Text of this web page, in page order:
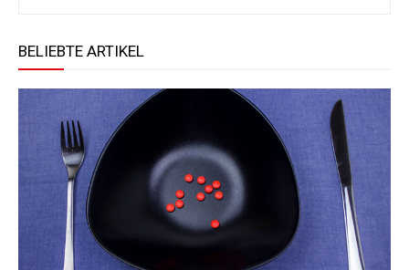
BELIEBTE ARTIKEL